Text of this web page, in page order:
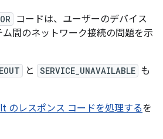
コードは、ユーザーのデバイス
ム間のネットワーク接続の問題を示
と SERVICE_UNAVAILABLE も
のレスポンス コードを処理するを